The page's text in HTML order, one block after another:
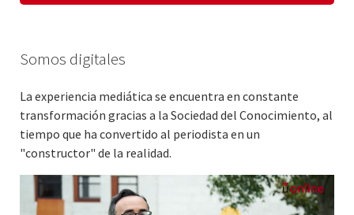
Somos digitales
La experiencia mediática se encuentra en constante
transformación gracias a la Sociedad del Conocimiento, al
tiempo que ha convertido al periodista en un
"constructor" de la realidad.